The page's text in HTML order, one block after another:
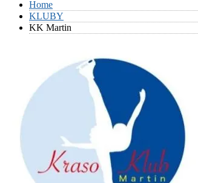
Home
KLUBY
KK Martin